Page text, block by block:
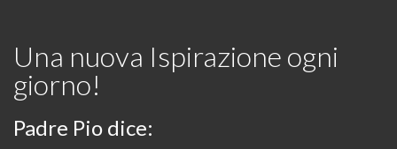
Una nuova Ispirazione ogni
giorno!
Padre Pio dice: